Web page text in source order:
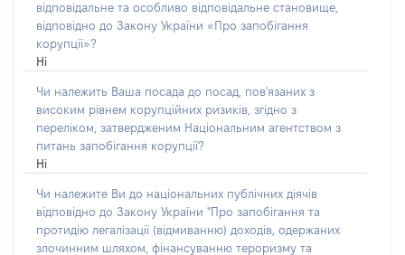
відповідальне та особливо відповідальне становище,
відповідно до Закону України «Про запобігання
корупції»?
Ні
Чи належить Ваша посада до посад, пов'язаних з
високим рівнем корупційних ризиків, згідно з
переліком, затвердженим Національним агентством з
питань запобігання корупції?
Ні
Чи належите Ви до національних публічних діячів
відповідно до Закону України "Про запобігання та
протидію легалізації (відмиванню) доходів, одержаних
злочинним шляхом, фінансуванню тероризму та